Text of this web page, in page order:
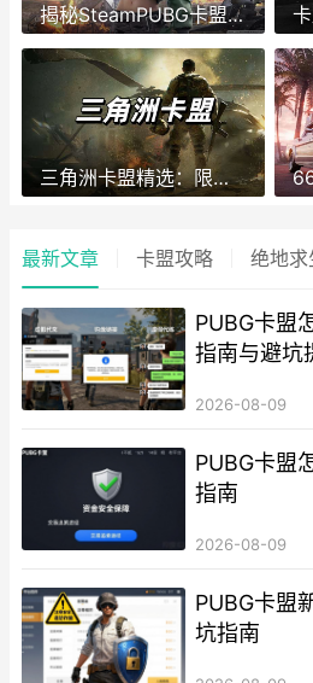
揭秘SteamPUBG卡盟网站：市场现状、风险与应对策略
三角洲卡盟精选：限时抢购，享受最优价格！
最新文章 卡盟攻略 绝地求
PUBG卡盟
指南与避坑
2026-08-09
PUBG卡盟
指南
2026-08-09
PUBG卡盟
坑指南